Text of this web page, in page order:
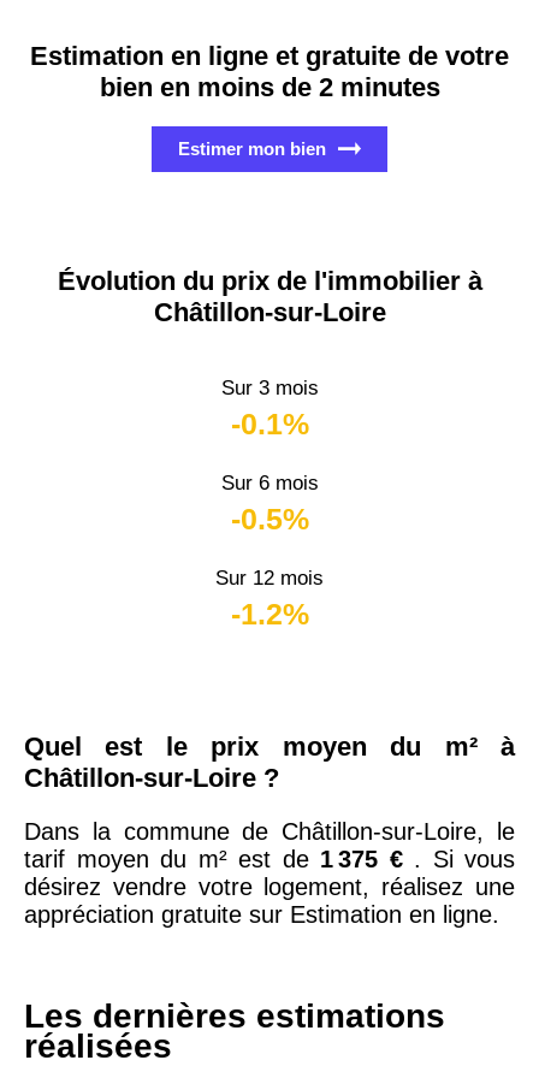
Estimation en ligne et gratuite de votre
bien en moins de 2 minutes
Estimer mon bien
Évolution du prix de l'immobilier à
Châtillon-sur-Loire
Sur 3 mois
-0.1%
Sur 6 mois
-0.5%
Sur 12 mois
-1.2%
Quel est le prix moyen du m² à
Châtillon-sur-Loire ?
Dans la commune de Châtillon-sur-Loire, le
tarif moyen du m² est de 1 375 € . Si vous
désirez vendre votre logement, réalisez une
appréciation gratuite sur Estimation en ligne.
Les dernières estimations
réalisées